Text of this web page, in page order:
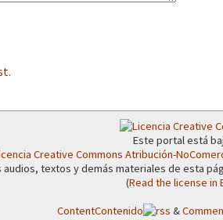
Este portal está
Creative Commons Atribución-
audios, textos y demás materiales de esta
(Read the license in
ContentContenido &